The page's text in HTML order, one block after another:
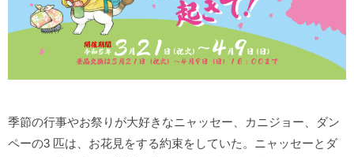
季節の行事やお祭りが大好きなニャッセー、カニジョー、ダン
ペーの3 匹は、お花見をする約束をしていた。ニャッセーとダ